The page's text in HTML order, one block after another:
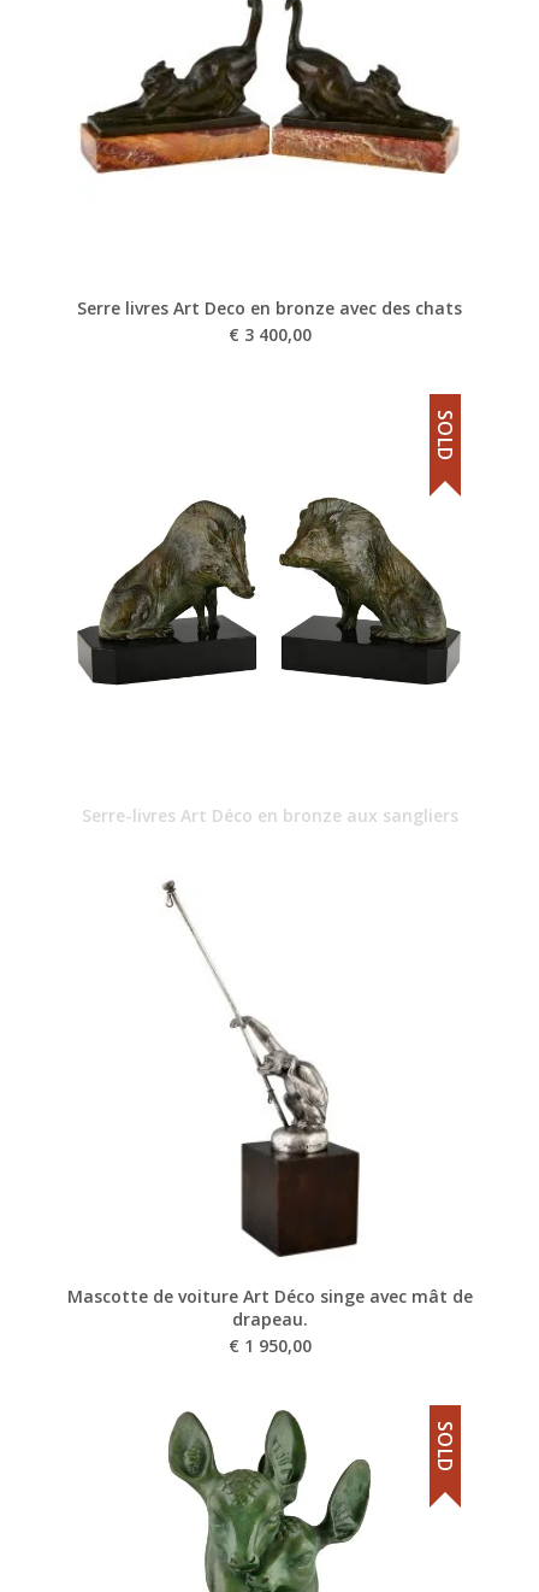
Serre livres Art Deco en bronze avec des chats
€ 3 400,00
Serre-livres Art Déco en bronze aux sangliers
SOLD
Mascotte de voiture Art Déco singe avec mât de
drapeau.
€ 1 950,00
SOLD